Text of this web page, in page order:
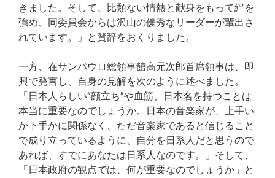
きました。そして、比類ない情熱と献身をもって絆を
強め、同委員会からは沢山の優秀なリーダーが輩出さ
れています。」と賛辞をおくりました。
一方、在サンパウロ総領事館高元次郎首席領事は、即
興で発言し、自身の見解を次のように述べました。
「日本人らしい“顔立ち”や血筋、日本名を持つことは
本当に重要なのでしょうか。日本の音楽家が、上手い
か下手かに関係なく、ただ音楽家であると信じること
で成り立っているように、自分を日系人だと思うので
あれば、すでにあなたは日系人なのです。」そして、
「日本政府の観点では、何が重要なのでしょうか」と